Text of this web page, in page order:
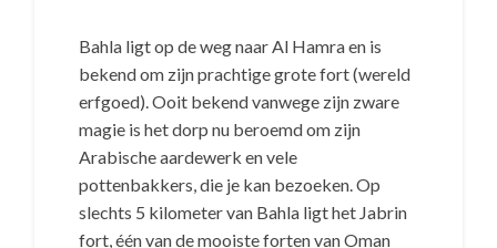
Bahla ligt op de weg naar Al Hamra en is
bekend om zijn prachtige grote fort (wereld
erfgoed). Ooit bekend vanwege zijn zware
magie is het dorp nu beroemd om zijn
Arabische aardewerk en vele
pottenbakkers, die je kan bezoeken. Op
slechts 5 kilometer van Bahla ligt het Jabrin
fort, één van de mooiste forten van Oman